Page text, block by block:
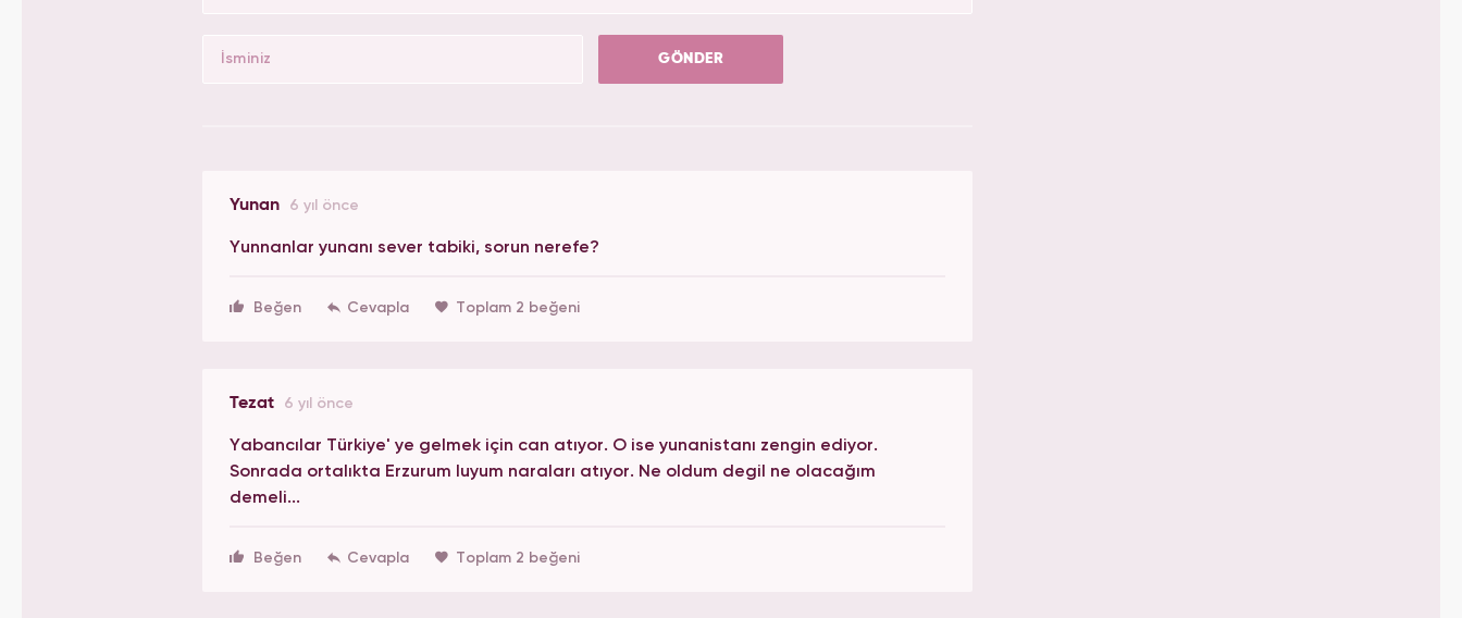
GÖNDER
Yunan 6 yıl önce
Yunnanlar yunanı sever tabiki, sorun nerefe?
Beğen Toplam 2 beğeni
Tezat 6 yıl önce
Yabancılar Türkiye' ye gelmek için can atıyor. O ise yunanistanı zengin ediyor.
Sonrada ortalıkta Erzurum luyum naraları atıyor. Ne oldum degil ne olacağım
demeli...
Beğen Toplam 2 beğeni